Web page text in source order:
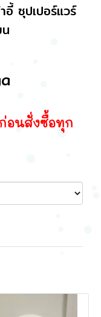
อี้ ซุปเปอร์แวร์
อนสั่งซื้อทุก